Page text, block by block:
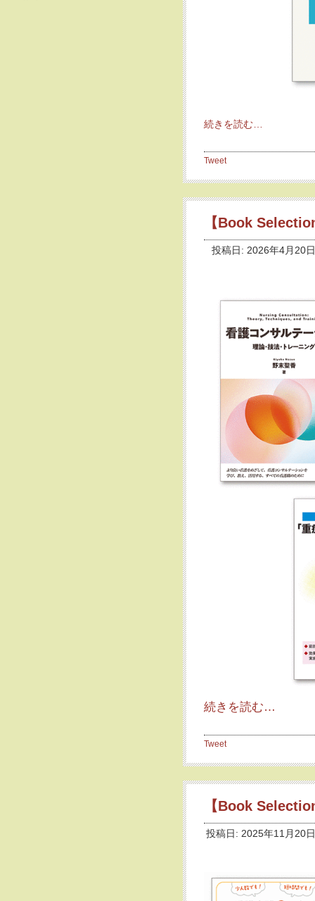
続きを読む…
Tweet
【Book
投稿日: 2026年4月20
続きを読む…
Tweet
【Book
投稿日: 2025年11月20